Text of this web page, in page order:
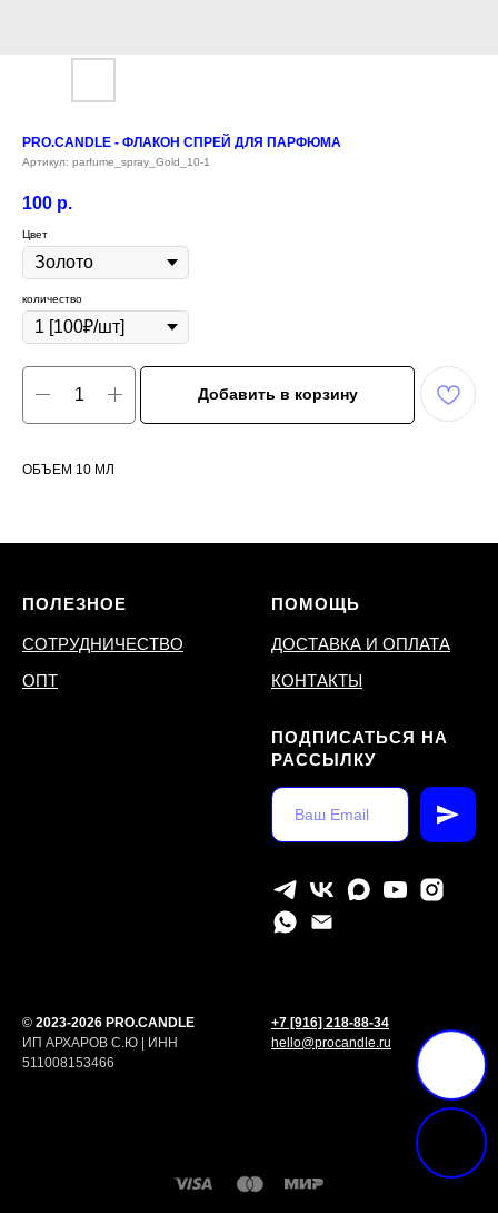
PRO.CANDLE - ФЛАКОН СПРЕЙ ДЛЯ ПАРФЮМА
Артикул: parfume_spray_Gold_10-1
100 р.
Цвет
количество
Добавить в корзину
ОБЪЕМ 10 МЛ
ПОЛЕЗНОЕ
СОТРУДНИЧЕСТВО
ОПТ
ПОМОЩЬ
ДОСТАВКА И ОПЛАТА
КОНТАКТЫ
ПОДПИСАТЬСЯ НА
РАССЫЛКУ
© 2023-2026 PRO.CANDLE
ИП АРХАРОВ С.Ю | ИНН
511008153466
+7 [916] 218-88-34
hello@procandle.ru